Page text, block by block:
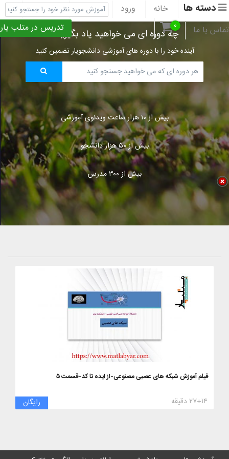
دسته ها خانه ورود ثبت نام
پشتیبانی
تماس با ما
۰ تدریس در متلب یارچه دوره ای می خواهید یاد بگیرید؟
آینده خود را با دوره های آموزشی دانشجویار تضمین کنید
بیش از ۱۰ هزار ساعت ویدئوی آموزشی
بیش از ۵۰ هزار دانشجو
بیش از ۳۰۰ مدرس
فیلم آموزش شبکه های عصبی مصنوعی-از ایده تا کد-قسمت ۵
رایگان ۲۷+۱۴ دقیقه
Title